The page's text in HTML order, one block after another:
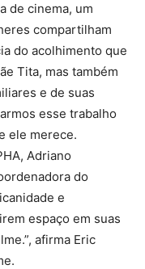
de cinema, um
compartilham
do acolhimento que
Tita, mas também
e de suas
esse trabalho
ele merece.
Adriano
do
e
espaço em suas
afirma Eric